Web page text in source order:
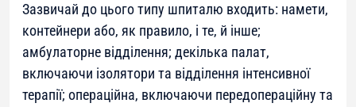
Зазвичай до цього типу шпиталю входить: намети,
контейнери або, як правило, і те, й інше;
амбулаторне відділення; декілька палат,
включаючи ізолятори та відділення інтенсивної
терапії; операційна, включаючи передопераційну та